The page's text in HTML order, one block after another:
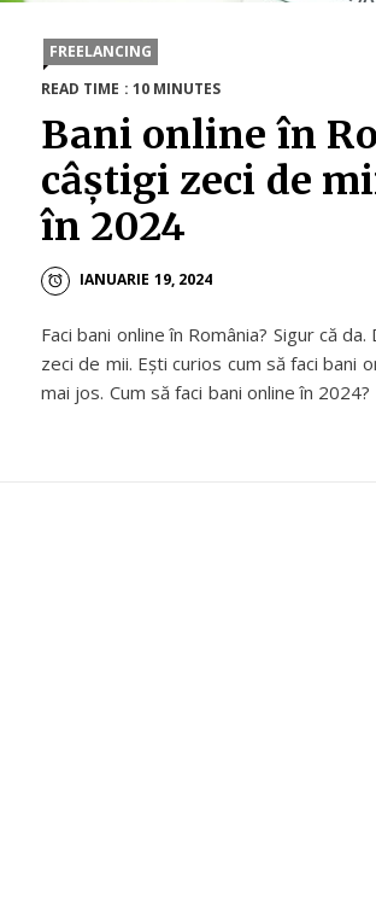
FREELANCING
READ TIME : 10 MINUTES
Bani online în
câștigi zeci de
în 2024
IANUARIE 19, 2024
Faci bani online în România? Sigur că
zeci de mii. Ești curios cum să faci bani
mai jos. Cum să faci bani online în